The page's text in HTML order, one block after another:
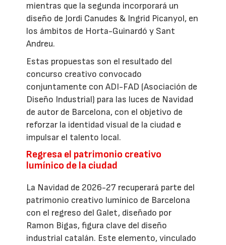
mientras que la segunda incorporará un
diseño de Jordi Canudes & Ingrid Picanyol, en
los ámbitos de Horta-Guinardó y Sant
Andreu.
Estas propuestas son el resultado del
concurso creativo convocado
conjuntamente con ADI-FAD (Asociación de
Diseño Industrial) para las luces de Navidad
de autor de Barcelona, con el objetivo de
reforzar la identidad visual de la ciudad e
impulsar el talento local.
Regresa el patrimonio creativo
lumínico de la ciudad
La Navidad de 2026-27 recuperará parte del
patrimonio creativo lumínico de Barcelona
con el regreso del Galet, diseñado por
Ramon Bigas, figura clave del diseño
industrial catalán. Este elemento, vinculado